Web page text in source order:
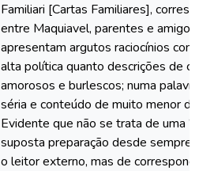
Familiari [Cartas Familiares],
entre Maquiavel, parentes e
apresentam argutos raciocínios
alta política quanto descrições de
amorosos e burlescos; numa
séria e conteúdo de muito menor
Evidente que não se trata de uma
suposta preparação desde sempre
o leitor externo, mas de